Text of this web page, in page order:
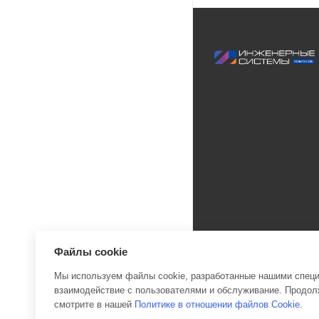
2026 © Инженерные
Файлы cookie
Мы используем файлы cookie, разработанные нашими
взаимодействие с пользователями и обслуживание.
смотрите в нашей Политике в отношении файлов Cookie.